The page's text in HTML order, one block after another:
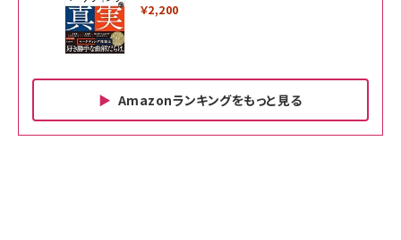
￥2,200
Amazonランキングをもっと見る